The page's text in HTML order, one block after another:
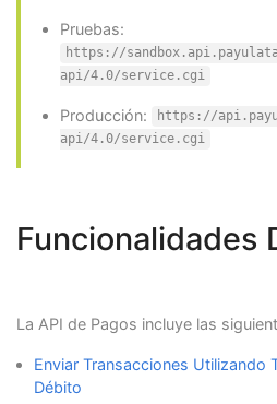
Pruebas:
https://
api/4.0/service.cgi
Producción:
https://
api/4.0/service.cgi
Funcionalidades
La API de Pagos incluye las
Enviar Transacciones Utilizando
Débito